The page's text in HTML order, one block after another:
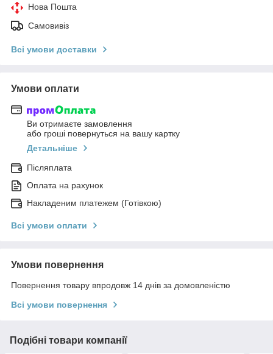
Нова Пошта
Самовивіз
Всі умови доставки
Умови оплати
Ви отримаєте замовлення
або гроші повернуться на вашу картку
Детальніше
Післяплата
Оплата на рахунок
Накладеним платежем (Готівкою)
Всі умови оплати
Умови повернення
Повернення товару впродовж 14 днів за домовленістю
Всі умови повернення
Подібні товари компанії